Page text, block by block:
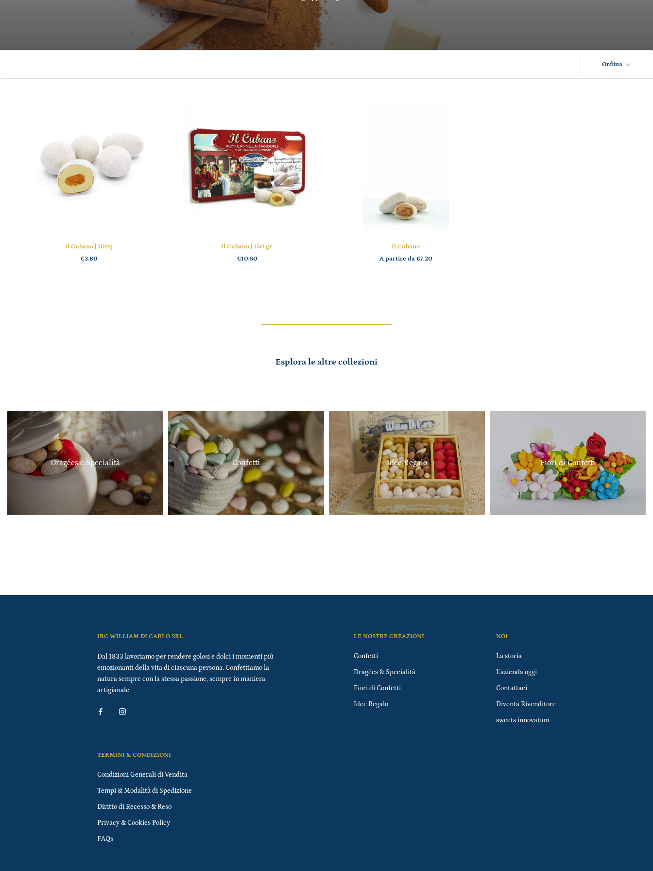
Ordina
Il Cubano | 100g
€3.80
Il Cubano | 150 gr.
€10.50
Il Cubano
A partire da €7.20
Esplora le altre collezioni
Dragées e Specialità Confetti Idee Regalo Fiori di Confetti
IRC WILLIAM DI CARLO SRL
Dal 1833 lavoriamo per rendere golosi e dolci i momenti più
emozionanti della vita di ciascuna persona. Confettiamo la
natura sempre con la stessa passione, sempre in maniera
artigianale.
LE NOSTRE CREAZIONI
Confetti
Dragées & Specialità
Fiori di Confetti
Idee Regalo
NOI
La storia
L'azienda oggi
Contattaci
Diventa Rivenditore
sweets innovation
TERMINI & CONDIZIONI
Condizioni Generali di Vendita
Tempi & Modalità di Spedizione
Diritto di Recesso & Reso
Privacy & Cookies Policy
FAQs